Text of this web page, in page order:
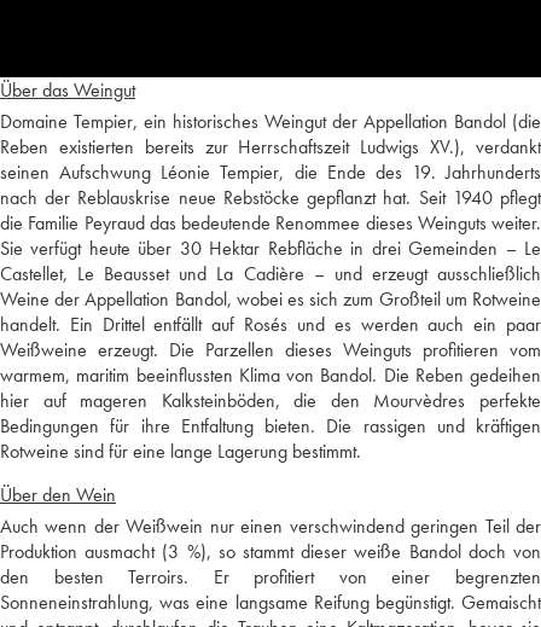
Über das Weingut
Domaine Tempier, ein historisches Weingut der Appellation Bandol (die
Reben existierten bereits zur Herrschaftszeit Ludwigs XV.), verdankt
seinen Aufschwung Léonie Tempier, die Ende des 19. Jahrhunderts
nach der Reblauskrise neue Rebstöcke gepflanzt hat. Seit 1940 pflegt
die Familie Peyraud das bedeutende Renommee dieses Weinguts weiter.
Sie verfügt heute über 30 Hektar Rebfläche in drei Gemeinden – Le
Castellet, Le Beausset und La Cadière – und erzeugt ausschließlich
Weine der Appellation Bandol, wobei es sich zum Großteil um Rotweine
handelt. Ein Drittel entfällt auf Rosés und es werden auch ein paar
Weißweine erzeugt. Die Parzellen dieses Weinguts profitieren vom
warmem, maritim beeinflussten Klima von Bandol. Die Reben gedeihen
hier auf mageren Kalksteinböden, die den Mourvèdres perfekte
Bedingungen für ihre Entfaltung bieten. Die rassigen und kräftigen
Rotweine sind für eine lange Lagerung bestimmt.
Über den Wein
Auch wenn der Weißwein nur einen verschwindend geringen Teil der
Produktion ausmacht (3 %), so stammt dieser weiße Bandol doch von
den besten Terroirs. Er profitiert von einer begrenzten
Sonneneinstrahlung, was eine langsame Reifung begünstigt. Gemaischt